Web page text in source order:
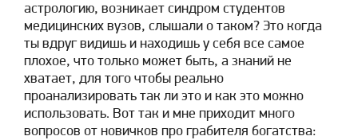
астрологию, возникает синдром студентов
медицинских вузов, слышали о таком? Это когда
ты вдруг видишь и находишь у себя все самое
плохое, что только может быть, а знаний не
хватает, для того чтобы реально
проанализировать так ли это и как это можно
использовать. Вот так и мне приходит много
вопросов от новичков про грабителя богатства: